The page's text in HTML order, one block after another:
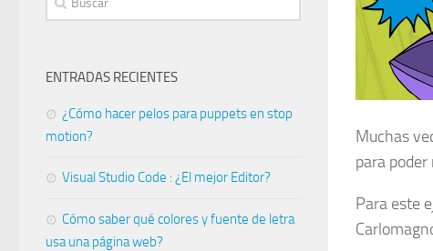
Muchas
para
Para este
ENTRADAS RECIENTES
¿Cómo hacer pelos para puppets en stop
motion?
Visual Studio Code : ¿El mejor Editor?
Cómo saber qué colores y fuente de letra
usa una página web?